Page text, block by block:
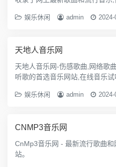
英文歌曲等。是您寻找好听的歌
娱乐休闲 admin 2024-
天地人音乐网
天地人音乐网-伤感歌曲,网络歌
听歌的首选音乐网站,在线音乐
娱乐休闲 admin 2024-
CNMP3音乐网
CnMp3音乐网 - 最新流行歌曲
站。